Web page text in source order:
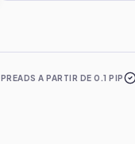
A PARTIR DE 0.1 PIP